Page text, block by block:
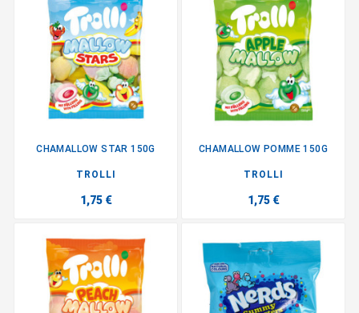
CHAMALLOW STAR 150G
TROLLI
1,75 €
CHAMALLOW POMME 150G
TROLLI
1,75 €